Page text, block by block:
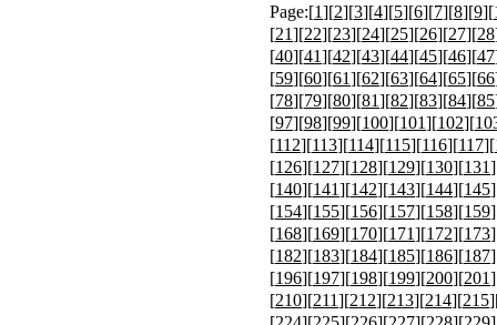
Page:[1][2][3][4][5][6][7][8][9][
[21][22][23][24][25][26][27][28
[40][41][42][43][44][45][46][47
[59][60][61][62][63][64][65][66
[78][79][80][81][82][83][84][85
[97][98][99][100][101][102][
[112][113][114][115][116][117][
[126][127][128][129][130][131
[140][141][142][143][144][145
[154][155][156][157][158][159
[168][169][170][171][172][173
[182][183][184][185][186][187
[196][197][198][199][200][201
[210][211][212][213][214][215